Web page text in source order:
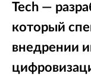
Tech —
который
внедрении